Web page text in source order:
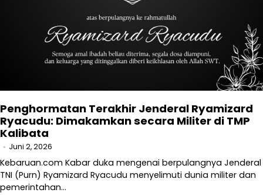
Penghormatan Terakhir Jenderal Ryamizard
Ryacudu: Dimakamkan secara Militer di TMP
Kalibata
Juni 2, 2026
Kebaruan.com Kabar duka mengenai berpulangnya Jenderal
TNI (Purn) Ryamizard Ryacudu menyelimuti dunia militer dan
pemerintahan…